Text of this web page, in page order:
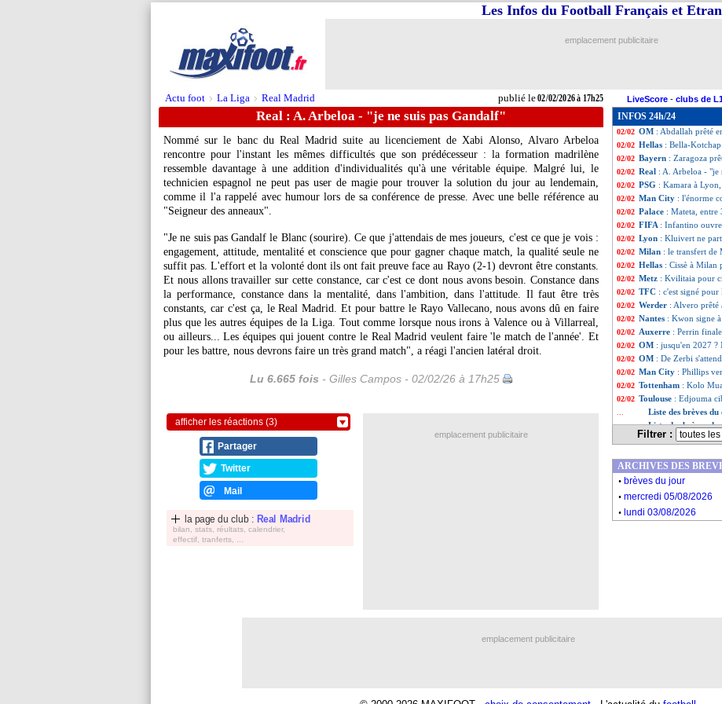
Actu foot > La Liga > Real Madrid publié le02/02/2026 à 17h25
Les Infos du Football Français et
emplacement publicitaire
LiveScore - clubs de
Real : A. Arbeloa - "je ne suis pas Gandalf"
Nommé sur le banc du Real Madrid suite au licenciement de Xabi Alonso, Alvaro Arbeloa
rencontre pour l'instant les mêmes difficultés que son prédécesseur : la formation madrilène
ressemble davantage à une addition d'individualités qu'à une véritable équipe. Malgré lui, le
technicien espagnol ne peut pas user de magie pour trouver la solution du jour au lendemain,
comme il l'a rappelé avec humour lors de sa conférence de presse. Avec une belle référence au
"Seigneur des anneaux".
"Je ne suis pas Gandalf le Blanc (sourire). Ce que j'attendais de mes joueurs, c'est ce que je vois :
engagement, attitude, mentalité et conscience que pour gagner chaque match, la qualité seule ne
suffit pas. L'effort et la volonté dont ils ont fait preuve face au Rayo (2-1) devront être constants.
Et nous allons travailler sur cette constance, car c'est ce dont nous avons besoin. Constance dans
la performance, constance dans la mentalité, dans l'ambition, dans l'attitude. Il faut être très
constants, car c'est ça, le Real Madrid. Et pour battre le Rayo Vallecano, nous avons dû en faire
plus que les autres équipes de la Liga. Tout comme lorsque nous irons à Valence ou à Villarreal,
ou ailleurs... Les équipes qui jouent contre le Real Madrid veulent faire 'le match de l'année'. Et
pour les battre, nous devrons faire un très grand match", a réagi l'ancien latéral droit.
Lu 6.665 fois - Gilles Campos - 02/02/26 à 17h25
afficher les réactions (3)
Partager
Twitter
Mail
la page du club : Real Madrid
bilan, stats, réultats, calendrier,
effectif, tranferts, ...
INFOS 24h/24
02/02 Rennes : Meïté et
02/02 OM: Abdelli est
02/02 PSG: Barcola
02/02 Metz: Sarr fait son
02/02 OM : Abdallah prêté
02/02 Hellas : Bella-
02/02 Bayern : Zaragoza
02/02 Real : A. Arbeloa - "je
02/02 PSG : Kamara à
02/02 Man City : l'énorme
02/02 Palace : Mateta, entre
02/02 FIFA : Infantino
02/02 Lyon : Kluivert ne
02/02 Milan : le transfert de
02/02 Hellas : Cissè à
02/02 Metz : Kvilitaia pour
02/02 TFC : c'est signé
02/02 Werder : Alvero
02/02 Nantes : Kwon signe
02/02 Auxerre : Perrin
02/02 OM : jusqu'en 2027 ?
02/02 OM : De Zerbi
02/02 Man City : Phillips
02/02 Tottenham : Kolo
02/02 Toulouse : Edjouma
Liste des brèves
... Liste des brèves
Filtrer :
emplacement publicitaire
ARCHIVES DES
. brèves du jour
. mercredi 05/08/2026
. lundi 03/08/2026
emplacement publicitaire